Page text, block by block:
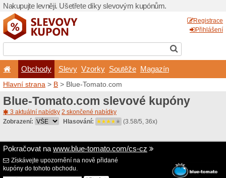
Nakupujte levněji.
Obchody Slevy